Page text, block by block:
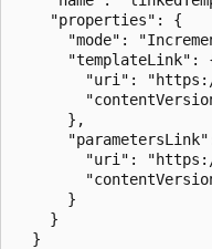
    "properties": {
"mode":
"templateLink":
"uri":
      },
"uri":
      }
    }
  }